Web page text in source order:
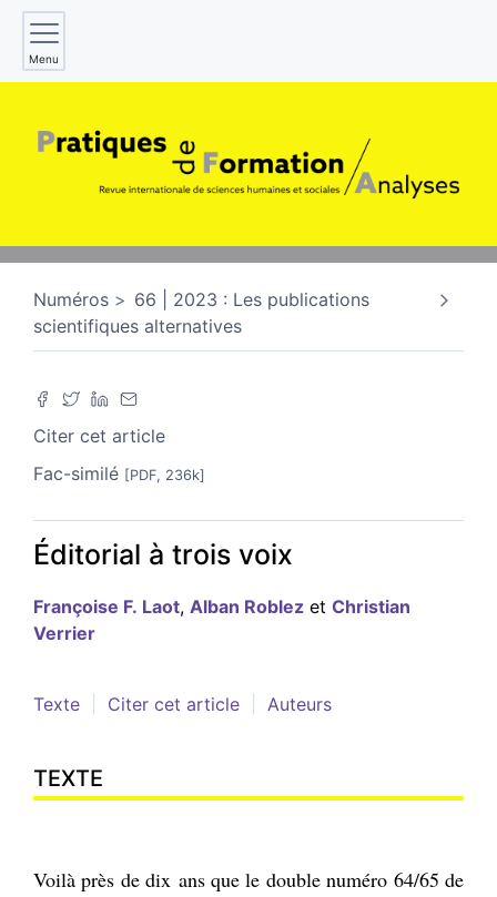
Menu
Numéros
66 | 2023 : Les publications
scientifiques alternatives
Citer cet article
Fac-similé [PDF, 236k]
Éditorial à trois voix
Françoise F. Laot, Alban Roblez et Christian
Verrier
Texte Citer cet article Auteurs
TEXTE
Voilà près de dix ans que le double numéro 64/65 de